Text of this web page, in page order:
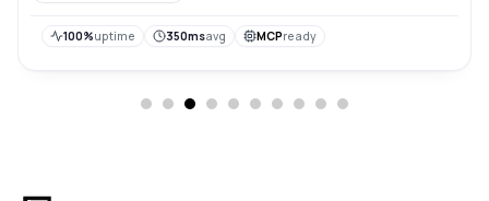
100%uptime 350msavg MCPready